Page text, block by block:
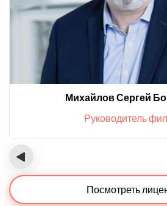
Михайлов Сергей
Руководитель
‹
Посмотреть